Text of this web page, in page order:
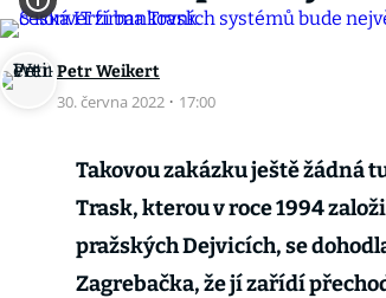
Petr Weikert
30. června 2022 · 17:00
Takovou zakázku ještě žádná
Trask, kterou v roce 1994
pražských Dejvicích, se
Zagrebačka, že jí zařídí